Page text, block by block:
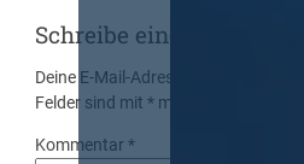
Schreibe einen
Deine E-Mail-Adresse wird nicht
Felder sind mit* markiert
Kommentar*